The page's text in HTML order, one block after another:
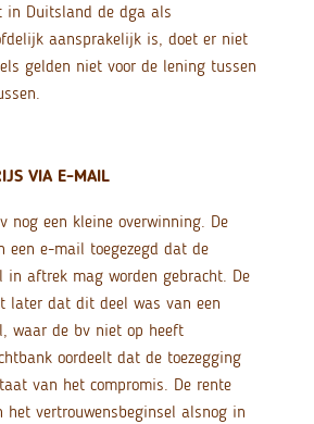
in Duitsland de dga als
aansprakelijk is, doet er niet
gelden niet voor de lening tussen
VIA E-MAIL
nog een kleine overwinning. De
een e-mail toegezegd dat de
in aftrek mag worden gebracht. De
later dat dit deel was van een
waar de bv niet op heeft
oordeelt dat de toezegging
van het compromis. De rente
het vertrouwensbeginsel alsnog in